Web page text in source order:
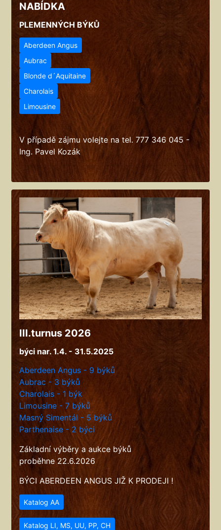
NABÍDKA
PLEMENNÝCH BÝKŮ
Aberdeen Angus
Aubrac
Blonde d´Aquitaine
Charolais
Limousine
V případě zájmu volejte na tel. 777 346 045 -
Ing. Pavel Kozák
III.turnus 2026
býci nar. 1.4. - 31.5.2025
Aberdeen Angus - 9 býků
Aubrac - 3 býků
Charolais - 1 býk
Limousine - 7 býků
Masný Simentál - 5 býků
Parthenaise - 2 býci
Základní výběry a aukce býků
proběhne 22.6.2026
BÝCI ABERDEEN ANGUS JIŽ K PRODEJI !
Katalog AA
Katalog LI, MS, UU, PP, CH